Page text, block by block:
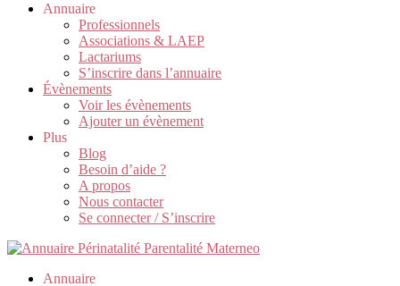
Annuaire
Professionnels
Associations & LAEP
Lactariums
S’inscrire dans l’annuaire
Évènements
Voir les évènements
Ajouter un évènement
Plus
Blog
Besoin d’aide ?
A propos
Nous contacter
Se connecter / S’inscrire
Annuaire